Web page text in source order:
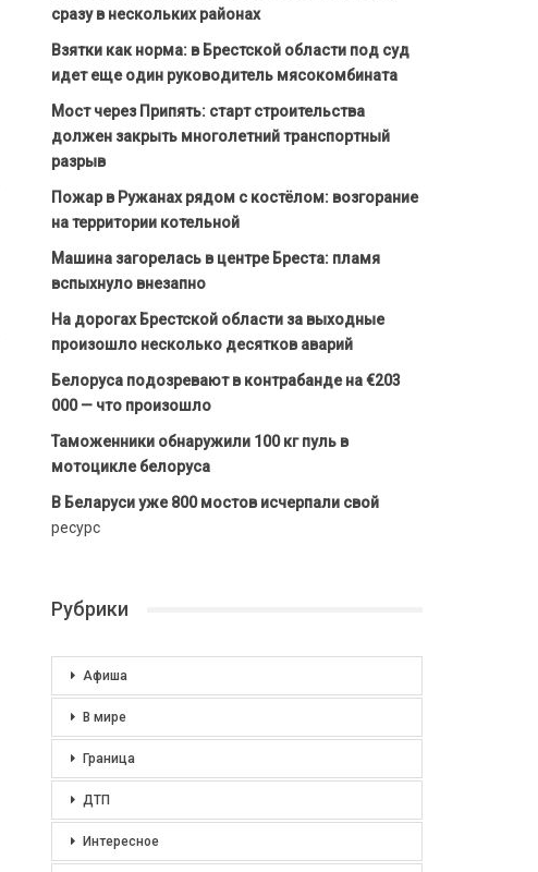
сразу в нескольких районах
Взятки как норма: в Брестской области под суд
идет еще один руководитель мясокомбината
Мост через Припять: старт строительства
должен закрыть многолетний транспортный
разрыв
Пожар в Ружанах рядом с костёлом: возгорание
на территории котельной
Машина загорелась в центре Бреста: пламя
вспыхнуло внезапно
На дорогах Брестской области за выходные
произошло несколько десятков аварий
Белоруса подозревают в контрабанде на €203
000 — что произошло
Таможенники обнаружили 100 кг пуль в
мотоцикле белоруса
В Беларуси уже 800 мостов исчерпали свой
ресурс
Рубрики
Афиша
В мире
Граница
ДТП
Интересное